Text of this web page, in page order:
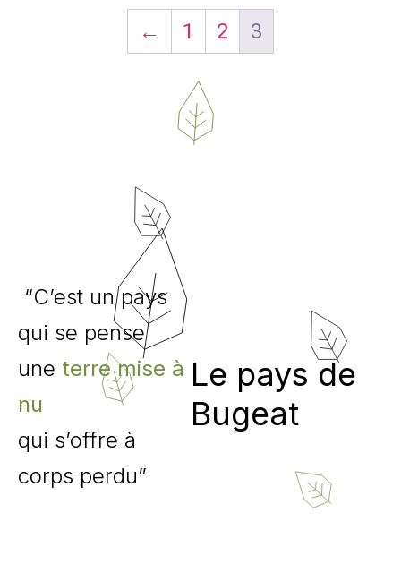
← 1 2 3
“C’est un pays
qui se pense
une terre mise à
nu
qui s’offre à
corps perdu”
Le pays de
Bugeat